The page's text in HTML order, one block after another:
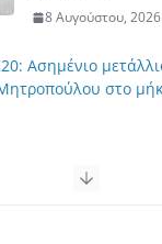
8 Αυγούστου, 2026